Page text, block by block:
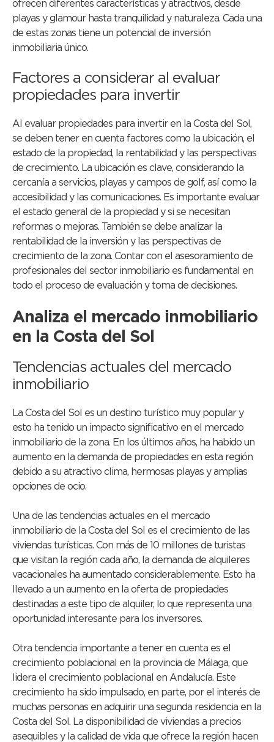
ofrecen diferentes características y atractivos, desde
playas y glamour hasta tranquilidad y naturaleza. Cada una
de estas zonas tiene un potencial de inversión
inmobiliaria único.
Factores a considerar al evaluar
propiedades para invertir
Al evaluar propiedades para invertir en la Costa del Sol,
se deben tener en cuenta factores como la ubicación, el
estado de la propiedad, la rentabilidad y las perspectivas
de crecimiento. La ubicación es clave, considerando la
cercanía a servicios, playas y campos de golf, así como la
accesibilidad y las comunicaciones. Es importante evaluar
el estado general de la propiedad y si se necesitan
reformas o mejoras. También se debe analizar la
rentabilidad de la inversión y las perspectivas de
crecimiento de la zona. Contar con el asesoramiento de
profesionales del sector inmobiliario es fundamental en
todo el proceso de evaluación y toma de decisiones.
Analiza el mercado inmobiliario
en la Costa del Sol
Tendencias actuales del mercado
inmobiliario
La Costa del Sol es un destino turístico muy popular y
esto ha tenido un impacto significativo en el mercado
inmobiliario de la zona. En los últimos años, ha habido un
aumento en la demanda de propiedades en esta región
debido a su atractivo clima, hermosas playas y amplias
opciones de ocio.
Una de las tendencias actuales en el mercado
inmobiliario de la Costa del Sol es el crecimiento de las
viviendas turísticas. Con más de 10 millones de turistas
que visitan la región cada año, la demanda de alquileres
vacacionales ha aumentado considerablemente. Esto ha
llevado a un aumento en la oferta de propiedades
destinadas a este tipo de alquiler, lo que representa una
oportunidad interesante para los inversores.
Otra tendencia importante a tener en cuenta es el
crecimiento poblacional en la provincia de Málaga, que
lidera el crecimiento poblacional en Andalucía. Este
crecimiento ha sido impulsado, en parte, por el interés de
muchas personas en adquirir una segunda residencia en la
Costa del Sol. La disponibilidad de viviendas a precios
asequibles y la calidad de vida que ofrece la región hacen